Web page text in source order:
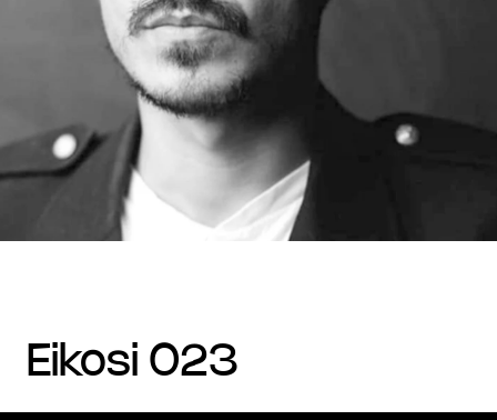
eikosi 023